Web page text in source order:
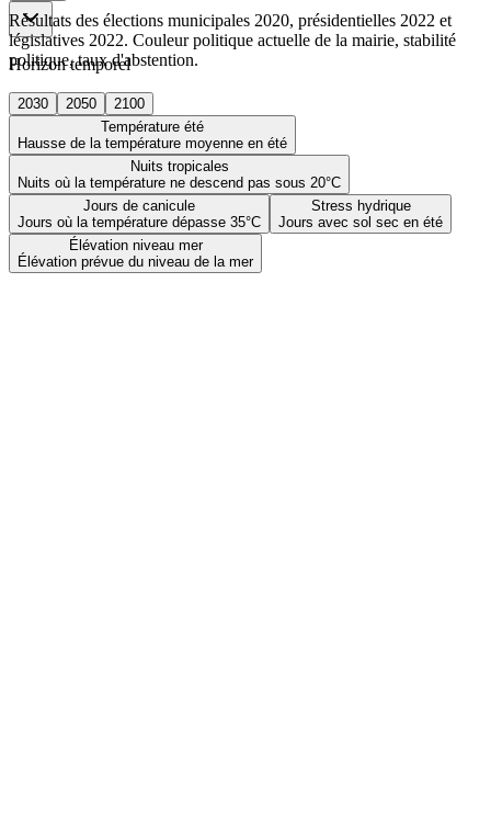
Horizon temporel
2030 2050
2100
Température été
Hausse de la température moyenne en été
Nuits tropicales
Nuits où la température ne descend pas sous 20°C
Jours de canicule
Jours où la température dépasse 35°C
Stress hydrique
Jours avec sol sec en été
Élévation niveau mer
Élévation prévue du niveau de la mer
Résultats des élections municipales 2020, présidentielles 2022 et
législatives 2022. Couleur politique actuelle de la mairie, stabilité
politique, taux d'abstention.